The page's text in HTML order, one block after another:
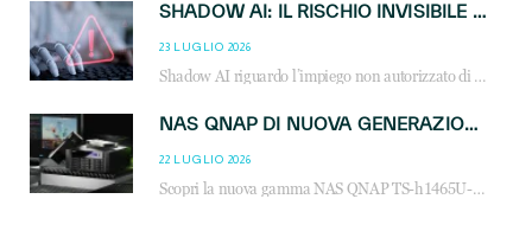
SHADOW AI: IL RISCHIO INVISIBILE CHE LE AZIENDE POSSONO GOVERNARE
23 LUGLIO 2026
Shadow AI riguardo l’impiego non autorizzato di sistemi AI all’interno dell’azienda. E’ una pratica che si diffonde a partire dai dipendenti fino ai dirigenti e mette a repentaglio la cybersecurity, con costi più elevati per le organizzazioni. Due recenti report illustrano il fenomeno e forniscono dati in merito
NAS QNAP DI NUOVA GENERAZIONE: PIÙ PRESTAZIONI, SCALABILITÀ E PROTEZIONE DEI DATI PER LE INFRASTRUTTURE IT MODERNE
22 LUGLIO 2026
Scopri la nuova gamma NAS QNAP TS-h1465U-RP, TS-h1065eU e TS-h665U: storage aziendale con ZFS, DDR5, E1.S NVMe e connettività 2.5GbE per backup, virtualizzazione e cybersecurity.